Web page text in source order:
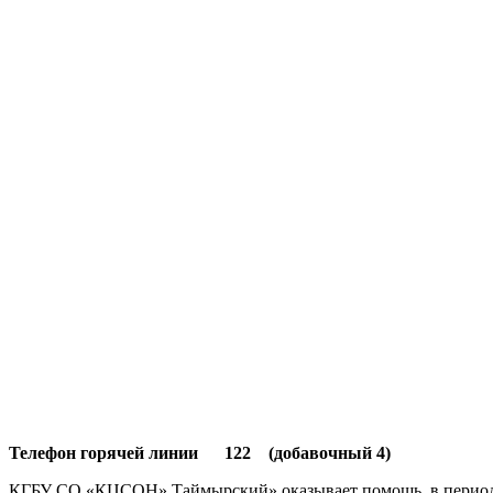
Телефон горячей линии 122 (добавочный 4)